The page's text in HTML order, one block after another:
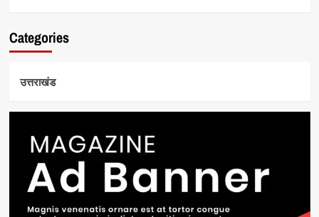
Categories
उत्तराखंड